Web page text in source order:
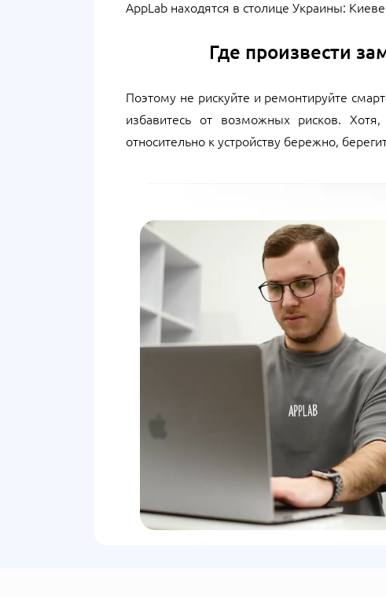
AppLab находятся в столице Украины:
Где произвести
Поэтому не рискуйте и ремонтируйте
избавитесь от возможных рисков.
относительно к устройству бережно,